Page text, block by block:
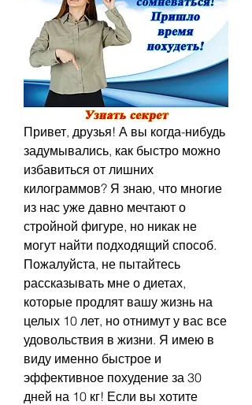
Привет, друзья! А вы когда-нибудь
задумывались, как быстро можно
избавиться от лишних
килограммов? Я знаю, что многие
из нас уже давно мечтают о
стройной фигуре, но никак не
могут найти подходящий способ.
Пожалуйста, не пытайтесь
рассказывать мне о диетах,
которые продлят вашу жизнь на
целых 10 лет, но отнимут у вас все
удовольствия в жизни. Я имею в
виду именно быстрое и
эффективное похудение за 30
дней на 10 кг! Если вы хотите